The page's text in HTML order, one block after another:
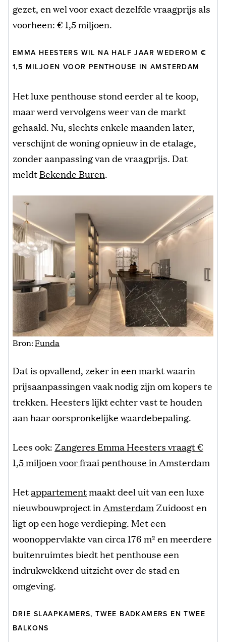
gezet, en wel voor exact dezelfde vraagprijs als
voorheen: € 1,5 miljoen.
EMMA HEESTERS WIL NA HALF JAAR WEDEROM €
1,5 MILJOEN VOOR PENTHOUSE IN AMSTERDAM
Het luxe penthouse stond eerder al te koop,
maar werd vervolgens weer van de markt
gehaald. Nu, slechts enkele maanden later,
verschijnt de woning opnieuw in de etalage,
zonder aanpassing van de vraagprijs. Dat
meldtBekende Buren.
Bron:Funda
Dat is opvallend, zeker in een markt waarin
prijsaanpassingen vaak nodig zijn om kopers te
trekken. Heesters lijkt echter vast te houden
aan haar oorspronkelijke waardebepaling.
Lees ook: Zangeres Emma Heesters vraagt €
1,5 miljoen voor fraai penthouse in Amsterdam
Hetappartementmaakt deel uit van een luxe
nieuwbouwproject in Amsterdam Zuidoost en
ligt op een hoge verdieping. Met een
woonoppervlakte van circa 176 m² en meerdere
buitenruimtes biedt het penthouse een
indrukwekkend uitzicht over de stad en
omgeving.
DRIE SLAAPKAMERS, TWEE BADKAMERS EN TWEE
BALKONS